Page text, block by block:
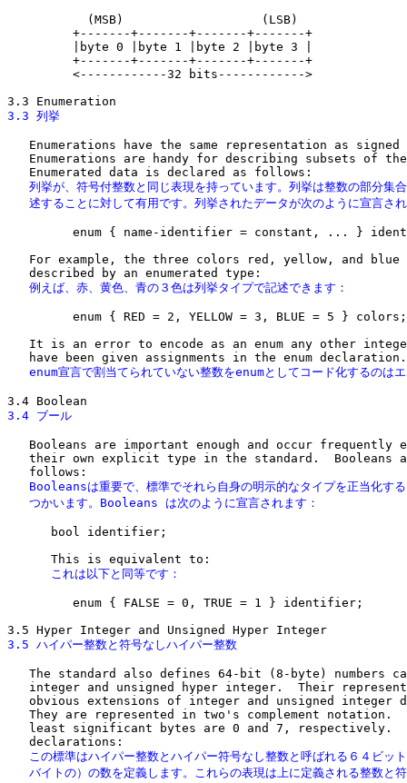
           (MSB)                   (LSB)
         +-------+-------+-------+-------+
|byte 0 |byte 1 |byte 2 |byte 3 |
         +-------+-------+-------+-------+
         <------------32 bits------------>
3.3 列挙
Enumerations have the same representation as signed
Enumerations are handy for describing subsets of
列挙が、符号付整数と同じ表現を持っています。列挙は整数の部分集
述することに対して有用です。列挙されたデータが次のように宣言さ
enum { name-identifier = constant, ... }
For example, the three colors red, yellow, and blue
   例えば、赤、黄色、青の３色は列挙タイプで記述できます：
         enum { RED = 2, YELLOW = 3, BLUE = 5 } colors;
It is an error to encode as an enum any other
enum宣言で割当てられていない整数をenumとしてコード化するのは
3.4 ブール
Booleans are important enough and occur frequently
their own explicit type in the standard.  Booleans
Booleansは重要で、標準でそれら自身の明示的なタイプを正当化す
   つかいます。Booleans は次のように宣言されます：
      bool identifier;
      これは以下と同等です：
         enum { FALSE = 0, TRUE = 1 } identifier;
3.5 ハイパー整数と符号なしハイパー整数
The standard also defines 64-bit (8-byte) numbers
integer and unsigned hyper integer.  Their
obvious extensions of integer and unsigned integer
They are represented in two's complement notation.
least significant bytes are 0 and 7, respectively.
この標準はハイパー整数とハイパー符号なし整数と呼ばれる６４ビッ
バイトの）の数を定義します。これらの表現は上に定義される整数と